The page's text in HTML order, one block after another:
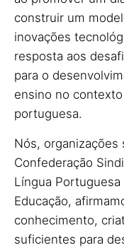
construir um
inovações
resposta aos
para o
ensino no
portuguesa.
Nós, organizações
Confederação
Língua Portuguesa
Educação,
conhecimento,
suficientes para